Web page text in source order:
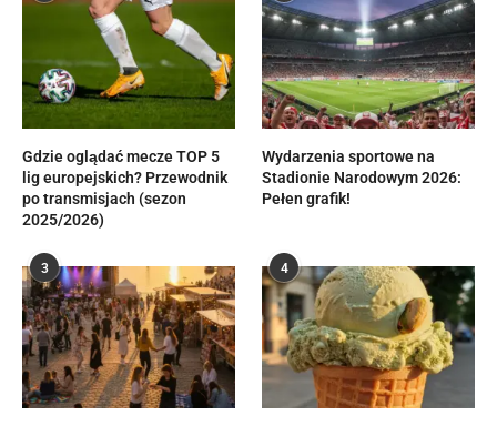
Gdzie oglądać mecze TOP 5
lig europejskich? Przewodnik
po transmisjach (sezon
2025/2026)
Wydarzenia sportowe na
Stadionie Narodowym 2026:
Pełen grafik!
3 4